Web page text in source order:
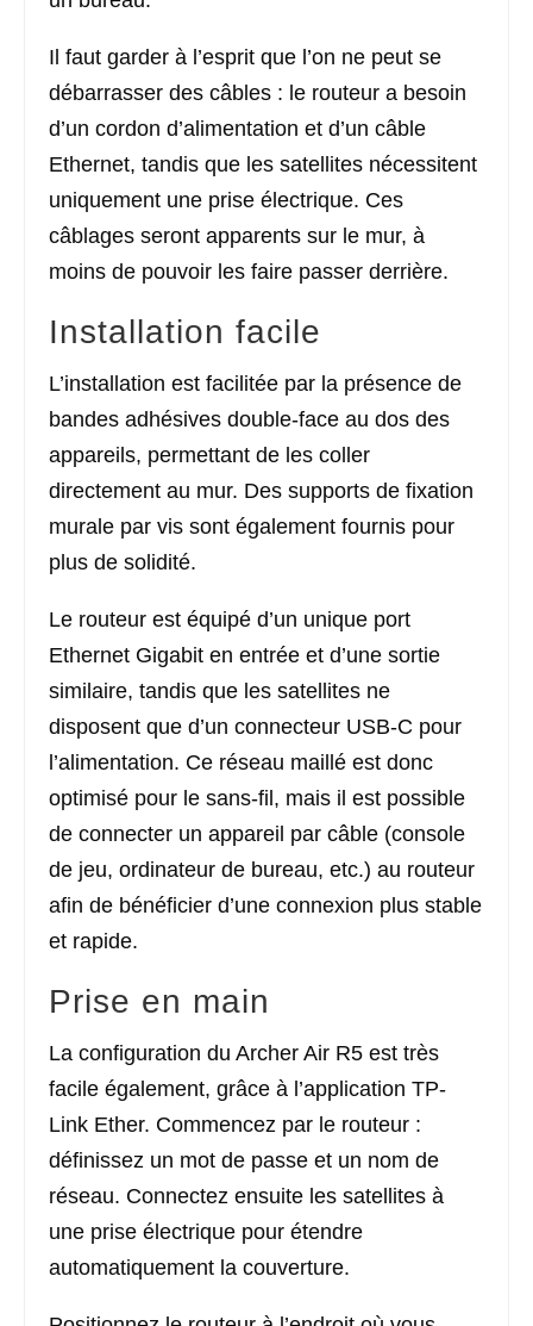
Il faut garder à l’esprit que l’on ne peut se
débarrasser des câbles : le routeur a besoin
d’un cordon d’alimentation et d’un câble
Ethernet, tandis que les satellites nécessitent
uniquement une prise électrique. Ces
câblages seront apparents sur le mur, à
moins de pouvoir les faire passer derrière.
Installation facile
L’installation est facilitée par la présence de
bandes adhésives double-face au dos des
appareils, permettant de les coller
directement au mur. Des supports de fixation
murale par vis sont également fournis pour
plus de solidité.
Le routeur est équipé d’un unique port
Ethernet Gigabit en entrée et d’une sortie
similaire, tandis que les satellites ne
disposent que d’un connecteur USB-C pour
l’alimentation. Ce réseau maillé est donc
optimisé pour le sans-fil, mais il est possible
de connecter un appareil par câble (console
de jeu, ordinateur de bureau, etc.) au routeur
afin de bénéficier d’une connexion plus stable
et rapide.
Prise en main
La configuration du Archer Air R5 est très
facile également, grâce à l’application TP-
Link Ether. Commencez par le routeur :
définissez un mot de passe et un nom de
réseau. Connectez ensuite les satellites à
une prise électrique pour étendre
automatiquement la couverture.